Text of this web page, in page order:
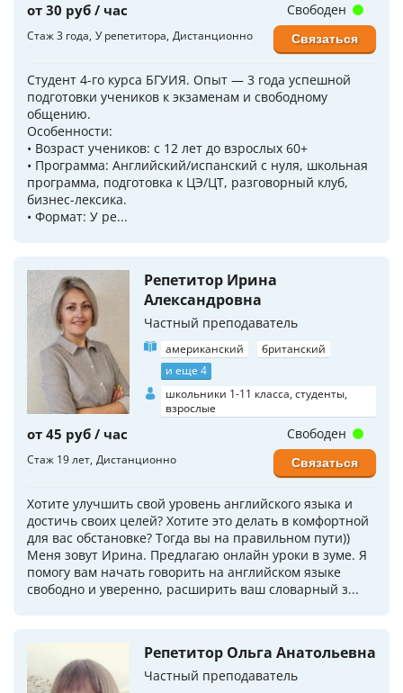
от 30 руб / час
Стаж 3 года У репетитора Дистанционно
Студент 4-го курса БГУИЯ. Опыт — 3 года успешной
подготовки учеников к экзаменам и свободному
общению.
Особенности:
• Возраст учеников: с 12 лет до взрослых 60+
• Программа: Английский/испанский с нуля, школьная
программа, подготовка к ЦЭ/ЦТ, разговорный клуб,
бизнес-лексика.
• Формат: У ре...
Свободен
Связаться
Репетитор Ирина
Александровна
Частный преподаватель
американский
британский
и еще 4
школьники 1-11 класса, студенты,
взрослые
от 45 руб / час
Стаж 19 лет Дистанционно
Хотите улучшить свой уровень английского языка и
достичь своих целей? Хотите это делать в комфортной
для вас обстановке? Тогда вы на правильном пути))
Меня зовут Ирина. Предлагаю онлайн уроки в зуме. Я
помогу вам начать говорить на английском языке
свободно и уверенно, расширить ваш словарный з...
Свободен
Связаться
Репетитор Ольга Анатольевна
Частный преподаватель